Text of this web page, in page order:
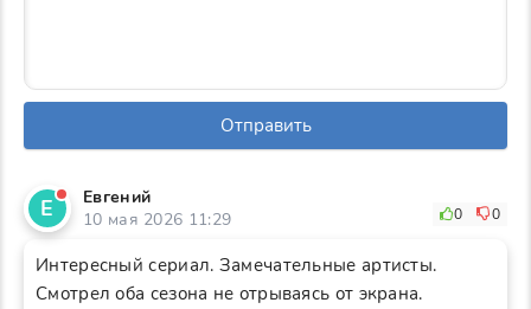
Отправить
Е
Евгений
10 мая 2026 11:29
0 0
Интересный сериал. Замечательные артисты.
Смотрел оба сезона не отрываясь от экрана.